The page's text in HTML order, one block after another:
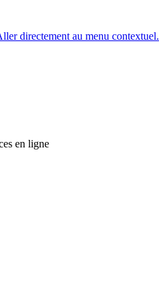
directement au menu contextuel.
en ligne